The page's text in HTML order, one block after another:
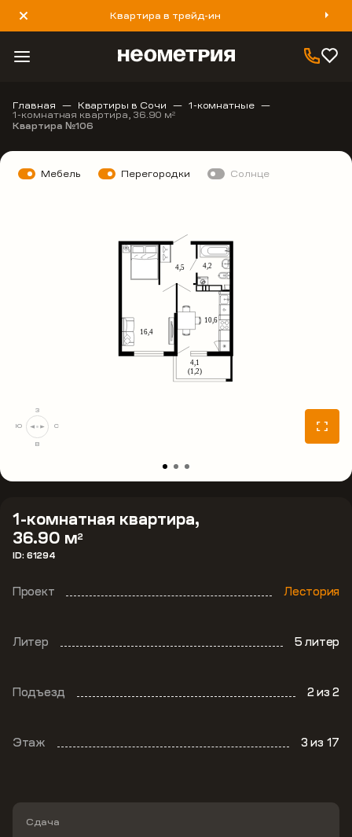
Квартира в трейд-ин
8 800 777 40 93
Главная Квартиры в Сочи 1-комнатные
1-комнатная квартира, 36.90 м2
Квартира №106
1-комнатная квартира,
36.90 м2
ID: 61294
Проект Лестория
Литер 5 литер
Подъезд 2из 2
Этаж 3из 17
Сдача
Мебель Перегородки Солнце
С
В
Ю
З